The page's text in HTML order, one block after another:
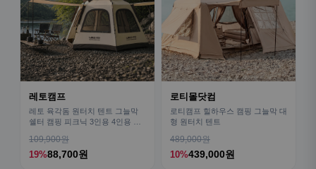
레토캠프
레토 육각돔 원터치 텐트 그늘막
쉘터 캠핑 피크닉 3인용 4인용 패
109,900원
19%88,700원
로티몰닷컴
로티캠프 힐하우스 캠핑 그늘막 대
형 원터치 텐트
489,000원
10%439,000원